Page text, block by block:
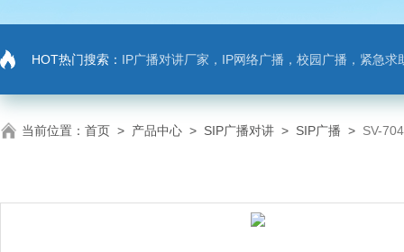
HOT热门搜索： IP广播对讲厂家，IP网络广播，校园广播，紧急求助，IP广播对讲系
当前位置： 首页 > 产品中心 > SIP广播对讲 > SIP广播 > SV-